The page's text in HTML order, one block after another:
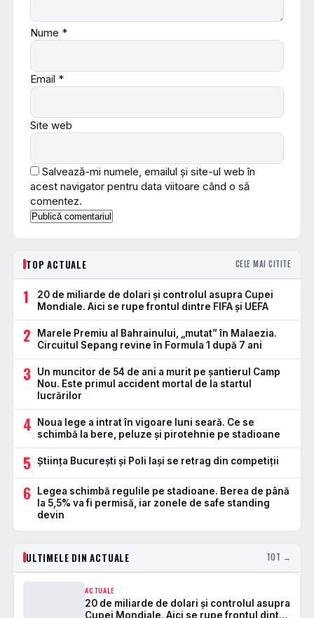
Nume *
Email *
Site web
Salvează-mi numele, emailul și site-ul web în
acest navigator pentru data viitoare când o să
comentez.
TOP ACTUALE CELE MAI CITITE
1
20 de miliarde de dolari și controlul asupra Cupei
Mondiale. Aici se rupe frontul dintre FIFA și UEFA
2
Marele Premiu al Bahrainului, „mutat” în Malaezia.
Circuitul Sepang revine în Formula 1 după 7 ani
3
Un muncitor de 54 de ani a murit pe șantierul Camp
Nou. Este primul accident mortal de la startul
lucrărilor
4
Noua lege a intrat în vigoare luni seară. Ce se
schimbă la bere, peluze și pirotehnie pe stadioane
5 Știința București și Poli Iași se retrag din competiții
6
Legea schimbă regulile pe stadioane. Berea de până
la 5,5% va fi permisă, iar zonele de safe standing
devin
ULTIMELE DIN ACTUALE TOT →
ACTUALE
20 de miliarde de dolari și controlul asupra
Cupei Mondiale. Aici se rupe frontul dintre